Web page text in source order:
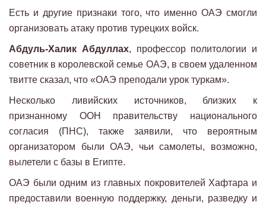
Есть и другие признаки того, что именно ОАЭ смогли
организовать атаку против турецких войск.
Абдуль-Халик Абдуллах, профессор политологии и
советник в королевской семье ОАЭ, в своем удаленном
твитте сказал, что «ОАЭ преподали урок туркам».
Несколько ливийских источников, близких к
признанному ООН правительству национального
согласия (ПНС), также заявили, что вероятным
организатором были ОАЭ, чьи самолеты, возможно,
вылетели с базы в Египте.
ОАЭ были одним из главных покровителей Хафтара и
предоставили военную поддержку, деньги, разведку и